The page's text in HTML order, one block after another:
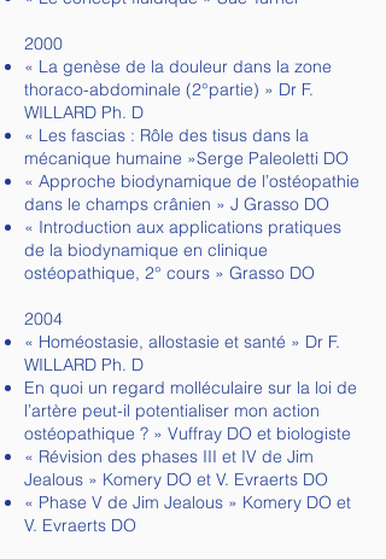
2000
« La genèse de la douleur dans la zone
thoraco-abdominale (2°partie) » Dr F.
WILLARD Ph. D
« Les fascias : Rôle des tisus dans la
mécanique humaine »Serge Paleoletti DO
« Approche biodynamique de l’ostéopathie
dans le champs crânien » J Grasso DO
« Introduction aux applications pratiques
de la biodynamique en clinique
ostéopathique, 2° cours » Grasso DO
2004
« Homéostasie, allostasie et santé » Dr F.
WILLARD Ph. D
En quoi un regard molléculaire sur la loi de
l’artère peut-il potentialiser mon action
ostéopathique ? » Vuffray DO et biologiste
« Révision des phases III et IV de Jim
Jealous » Komery DO et V. Evraerts DO
« Phase V de Jim Jealous » Komery DO et
V. Evraerts DO